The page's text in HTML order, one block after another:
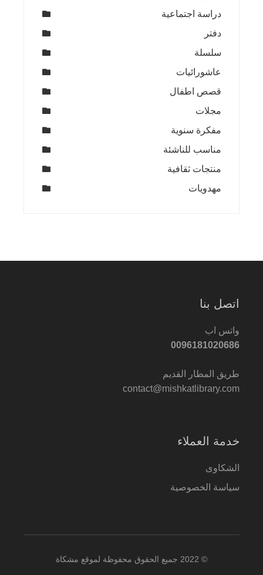
دراسة اجتماعية
دفتر
سلسلة
عاشورائيات
قصص اطفال
مجلات
مفكرة سنوية
مناسب للناشئة
منتجات ثقافية
مهدويات
اتصل بنا
واتس اب
0096181020686
طريق المطار القديم
contact@mishkatlibrary.com
خدمة العملاء
الشكاوى
سياسة الخصوصية
© 2022 جميع الحقوق محفوظة لموقع مشكاة